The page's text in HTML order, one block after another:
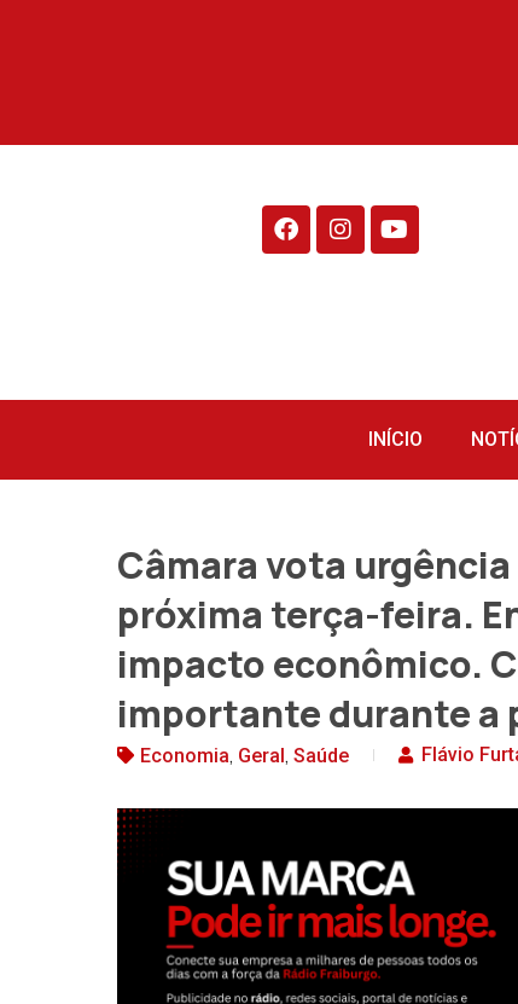
INÍCIO
Câmara vota
próxima terça-feira.
impacto econômico.
importante durante a
Economia, Geral, Saúde Flávio